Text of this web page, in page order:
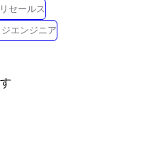
セールス
エンジニア